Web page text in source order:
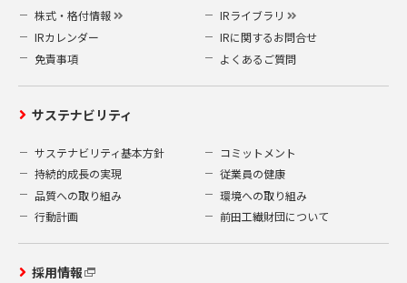
株式・格付情報
IRライブラリ
IRカレンダー
IRに関するお問合せ
免責事項
よくあるご質問
サステナビリティ
サステナビリティ基本方針
コミットメント
持続的成長の実現
従業員の健康
品質への取り組み
環境への取り組み
行動計画
前田工繊財団について
採用情報